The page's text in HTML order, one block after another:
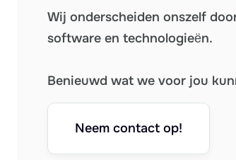
Wij onderscheiden onszelf
software en technologieën.
Benieuwd wat we voor jou
Neem contact op!